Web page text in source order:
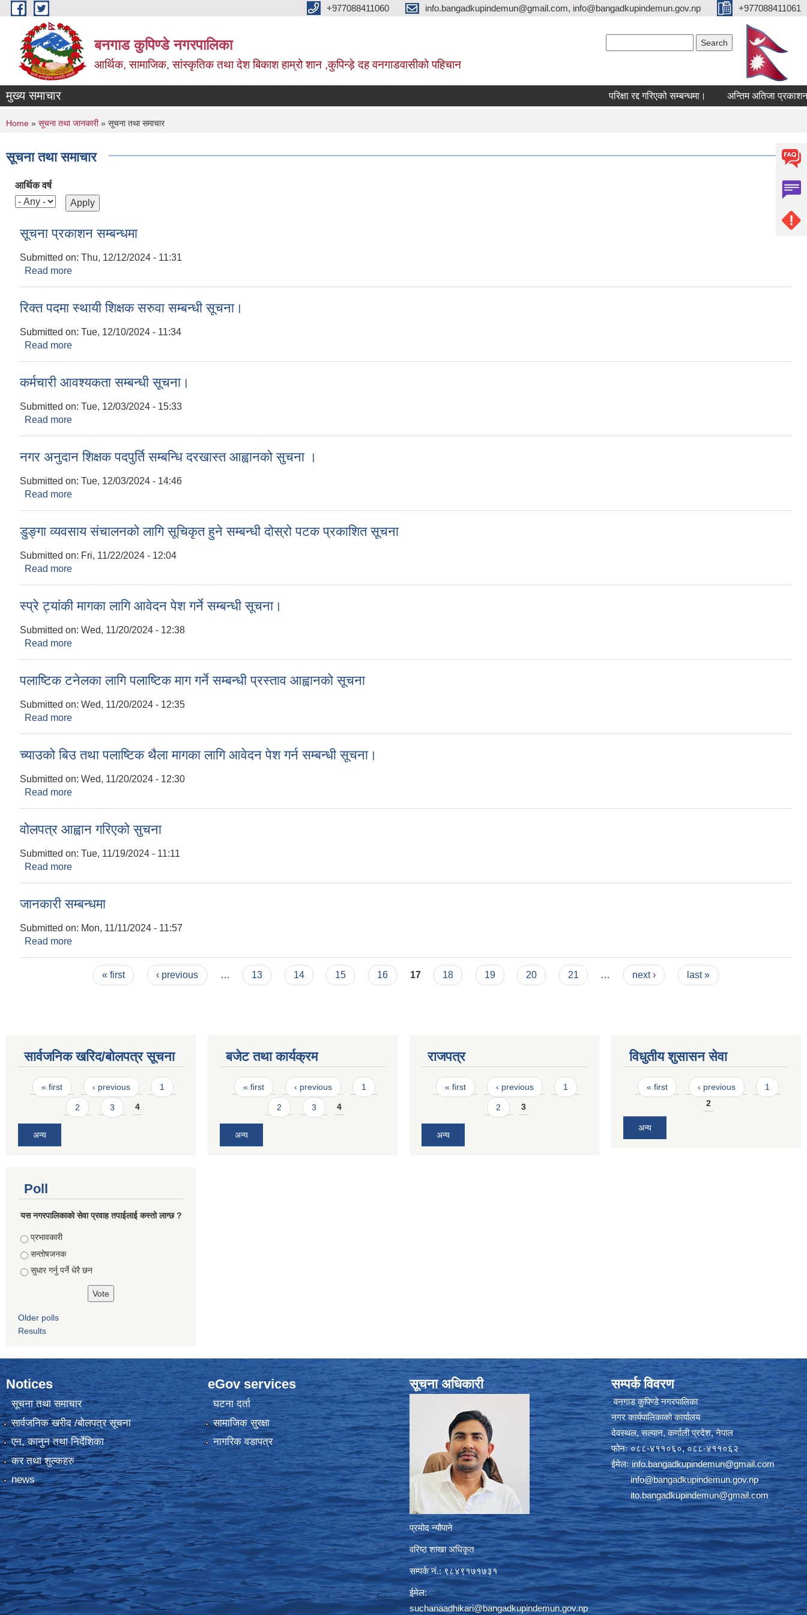
Skip to main content +977088411060 info.bangadkupindemun@gmail.com, info@bangadkupindemun.gov.np +977088411061
बनगाड कुपिण्डे नगरपालिका
आर्थिक, सामाजिक, सांस्कृतिक तथा देश बिकाश हाम्रो शान ,कुपिन्ड़े दह वनगाडवासीको पहिचान
मुख्य समाचार परिक्षा रद्द गरिएको सम्बन्धमा। अन्तिम अतिजा प्रकाशन
You are here
Home » सूचना तथा जानकारी» सूचना तथा समाचार
सूचना तथा समाचार
आर्थिक वर्ष
सूचना प्रकाशन सम्बन्धमा
Submitted on: Thu, 12/12/2024 - 11:31
Read more
रिक्त पदमा स्थायी शिक्षक सरुवा सम्बन्धी सूचना।
Submitted on: Tue, 12/10/2024 - 11:34
Read more
कर्मचारी आवश्यकता सम्बन्धी सूचना।
Submitted on: Tue, 12/03/2024 - 15:33
Read more
नगर अनुदान शिक्षक पदपुर्ति सम्बन्धि दरखास्त आह्वानको सुचना ।
Submitted on: Tue, 12/03/2024 - 14:46
Read more
डुङ्गा व्यवसाय संचालनको लागि सूचिकृत हुने सम्बन्धी दोस्रो पटक प्रकाशित सूचना
Submitted on: Fri, 11/22/2024 - 12:04
Read more
स्प्रे ट्यांकी मागका लागि आवेदन पेश गर्ने सम्बन्धी सूचना।
Submitted on: Wed, 11/20/2024 - 12:38
Read more
पलाष्टिक टनेलका लागि पलाष्टिक माग गर्ने सम्बन्धी प्रस्ताव आह्वानको सूचना
Submitted on: Wed, 11/20/2024 - 12:35
Read more
च्याउको बिउ तथा पलाष्टिक थैला मागका लागि आवेदन पेश गर्न सम्बन्धी सूचना।
Submitted on: Wed, 11/20/2024 - 12:30
Read more
वोलपत्र आह्वान गरिएको सुचना
Submitted on: Tue, 11/19/2024 - 11:11
Read more
जानकारी सम्बन्धमा
Submitted on: Mon, 11/11/2024 - 11:57
Read more
« first ‹ previous … 13 14 15 16 17 18 19 20 21 … next › last »
सार्वजनिक खरिद/बोलपत्र सूचना
Pages
« first ‹ previous 1
2 3 4
अन्य
बजेट तथा कार्यक्रम
Pages
« first ‹ previous 1
2 3 4
अन्य
राजपत्र
Pages
« first ‹ previous 1
2 3
अन्य
विधुतीय शुसासन सेवा
Pages
« first ‹ previous
1
2
अन्य
Poll
यस नगरपालिकाको सेवा प्रवाह तपाईलाई कस्तो लाग्छ ?
Choices
प्रभावकारी
सन्तोषजनक
सुधार गर्नु पर्ने धेरै छन
Older polls
Results
Notices
सूचना तथा समाचार
सार्वजनिक खरीद /बोलपत्र सूचना
एन, कानुन तथा निर्देशिका
कर तथा शुल्कहरु
news
eGov services
घटना दर्ता
सामाजिक सुरक्षा
नागरिक वडापत्र
सूचना अधिकारी
प्रमोद न्यौपाने
वरिष्ठ शाखा अधिकृत
सम्पर्क नं.: ९८४९१७१७३१
ईमेल:
suchanaadhikari@bangadkupindemun.gov.np
सम्पर्क विवरण
वनगाड कुपिण्डे नगरपालिका
नगर कार्यपालिकाको कार्यालय
देवस्थल, सल्यान, कर्णाली प्रदेश, नेपाल
फोनः ०८८-४११०६०, ०८८-४११०६२
ईमेलःinfo.bangadkupindemun@gmail.com
info@bangadkupindemun.gov.np
ito.bangadkupindemun@gmail.com